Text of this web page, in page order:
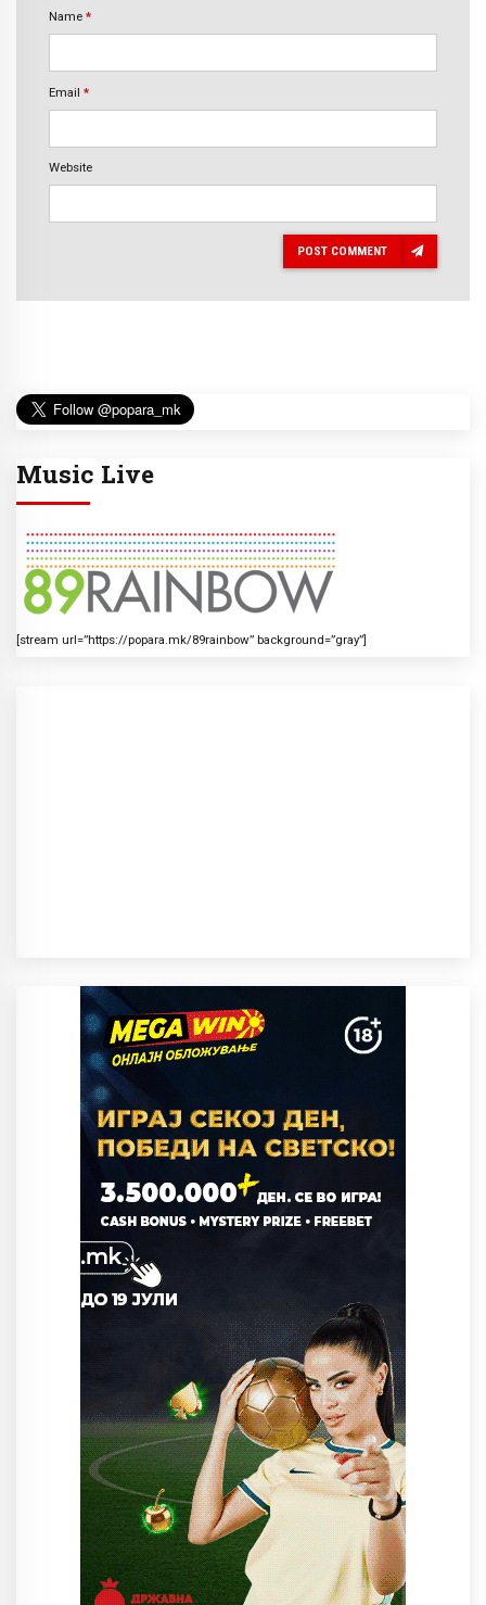
Name *
Email *
Website
POST COMMENT
Music Live
[stream url=”https://popara.mk/89rainbow” background=”gray”]